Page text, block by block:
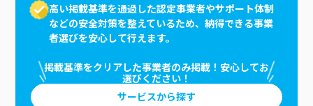
高い掲載基準を通過した認定事業者やサポート体制
などの安全対策を整えているため、納得できる事業
者選びを安心して行えます。
掲載基準をクリアした事業者のみ掲載！安心してお
選びください！
サービスから探す